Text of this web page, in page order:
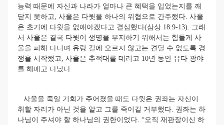
능력 때문에 자신과 나라가 얼마나 큰 혜택을 입었는지를 깨
닫지 못하고, 사울은 다윗을 하나의 위협으로 간주했다. 사울
은 초기에 다윗을 없애야겠다고 결심했다(삼상 18:9-13). 그래
서 사울은 결국 다윗이 생명을 부지하기 위해서는 힘들게 사
울을 피해 다니며 유랑 길에 오르지 않고는 견딜 수 없도록 경
쟁을 시작했고, 사울은 추적대를 데리고 10년 동안 유다 광야
를 헤매고 다녔다.
사울을 죽일 기회가 주어졌을 때도 다윗은 권좌는 자신이
취할 자리가 아닌 것을 알고 그를 죽이길 거부했다. 권좌는 하
나님이 주셔야 할 하나님의 권한이었다. “오직 재판장이신 하